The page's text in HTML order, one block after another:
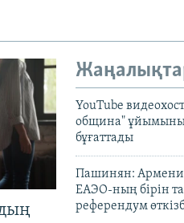
YouTube
община"
бұғаттады
Пашинян:
ЕАЭО-ның бірін
референдум